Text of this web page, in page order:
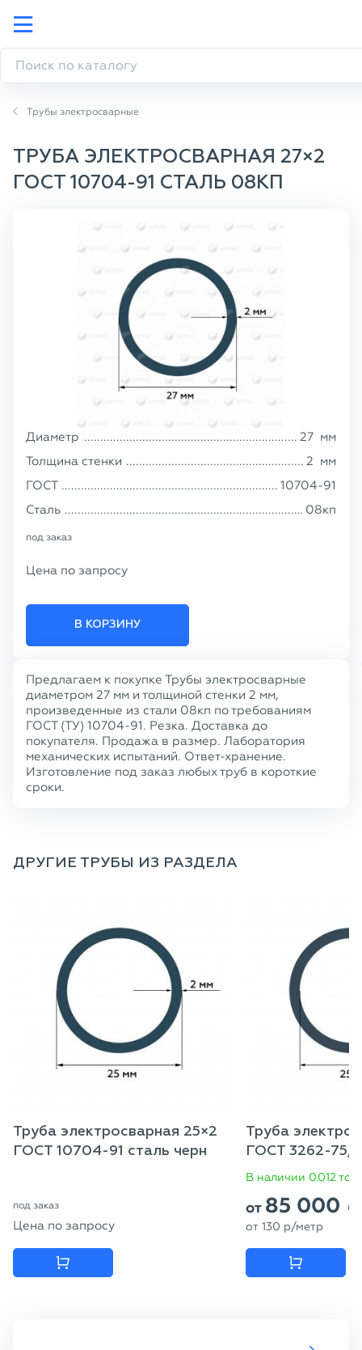
Трубы электросварные
ТРУБА ЭЛЕКТРОСВАРНАЯ 27×2
ГОСТ 10704-91 СТАЛЬ 08КП
Диаметр 27 мм
Толщина стенки
2 мм
ГОСТ
10704-91
Сталь
08кп
под заказ
Цена по запросу
В КОРЗИНУ
Предлагаем к покупке Трубы электросварные
диаметром 27 мм и толщиной стенки 2 мм,
произведенные из стали 08кп по требованиям
ГОСТ (ТУ) 10704-91. Резка. Доставка до
покупателя. Продажа в размер. Лаборатория
механических испытаний. Ответ-хранение.
Изготовление под заказ любых труб в короткие
сроки.
ДРУГИЕ ТРУБЫ ИЗ РАЗДЕЛА
Труба электросварная 25×2
ГОСТ 10704-91 сталь черн
под заказ
Цена по запросу
Труба
ГОСТ 3262-75,
В наличии 0.012
от 85 000 p
от 130 p/метр